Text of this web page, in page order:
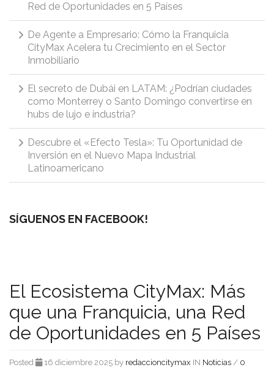
Red de Oportunidades en 5 Países
De Agente a Empresario: Cómo la Franquicia
CityMax Acelera tu Crecimiento en el Sector
Inmobiliario
El secreto de Dubái en LATAM: ¿Podrían ciudades
como Monterrey o Santo Domingo convertirse en
hubs de lujo e industria?
Descubre el «Efecto Tesla»: Tu Oportunidad de
Inversión en el Nuevo Mapa Industrial
Latinoamericano
SÍGUENOS EN FACEBOOK!
El Ecosistema CityMax: Más
que una Franquicia, una Red
de Oportunidades en 5 Países
Posted 16 diciembre 2025 by redaccioncitymax IN Noticias / 0